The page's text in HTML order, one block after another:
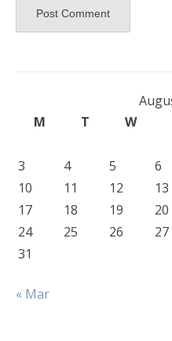
M
T W
3
4 5 6
10
11 12 13
17
18 19 20
24
25 26 27
31
« Mar